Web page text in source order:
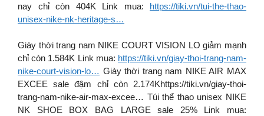
nay chỉ còn 404K Link mua: https://tiki.vn/tui-the-thao-
unisex-nike-nk-heritage-s…
Giày thời trang nam NIKE COURT VISION LO giảm mạnh
chỉ còn 1.584K Link mua: https://tiki.vn/giay-thoi-trang-nam-
nike-court-vision-lo… Giày thời trang nam NIKE AIR MAX
EXCEE sale đậm chỉ còn 2.174Khttps://tiki.vn/giay-thoi-
trang-nam-nike-air-max-excee… Túi thể thao unisex NIKE
NK SHOE BOX BAG LARGE sale 25% Link mua: